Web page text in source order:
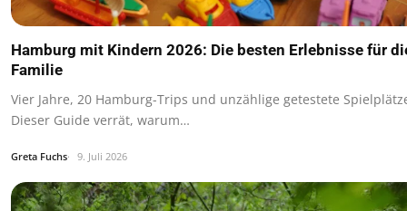
Hamburg mit Kindern 2026: Die besten Erlebnisse für
Familie
Vier Jahre, 20 Hamburg-Trips und unzählige getestete
Dieser Guide verrät, warum…
Greta Fuchs 9. Juli 2026